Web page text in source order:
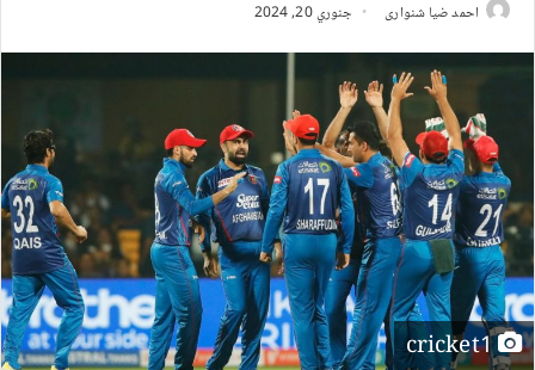
احمد ضیا شنواری جنوري 20, 2024
cricket1